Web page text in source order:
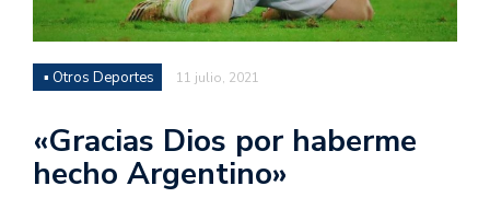
▪ Otros Deportes 11 julio, 2021
«Gracias Dios por haberme
hecho Argentino»